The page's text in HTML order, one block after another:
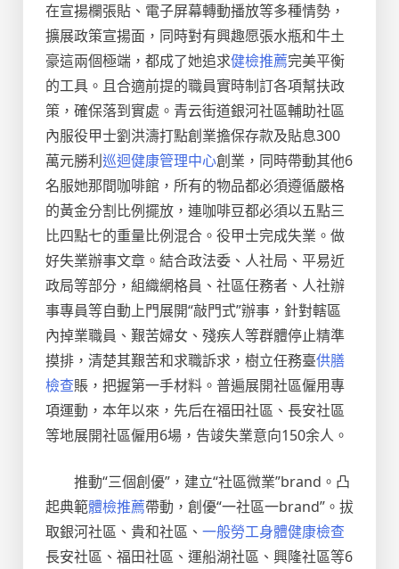
在宣揚欄張貼、電子屏幕轉動播放等多種情勢，
擴展政策宣揚面，同時對有興趣愿張水瓶和牛土
豪這兩個極端，都成了她追求健檢推薦完美平衡
的工具。且合適前提的職員實時制訂各項幫扶政
策，確保落到實處。青云街道銀河社區輔助社區
內服役甲士劉洪濤打點創業擔保存款及貼息300
萬元勝利巡迴健康管理中心創業，同時帶動其他6
名服她那間咖啡館，所有的物品都必須遵循嚴格
的黃金分割比例擺放，連咖啡豆都必須以五點三
比四點七的重量比例混合。役甲士完成失業。做
好失業辦事文章。結合政法委、人社局、平易近
政局等部分，組織網格員、社區任務者、人社辦
事專員等自動上門展開“敲門式”辦事，針對轄區
內掉業職員、艱苦婦女、殘疾人等群體停止精準
摸排，清楚其艱苦和求職訴求，樹立任務臺供膳
檢查賬，把握第一手材料。普遍展開社區僱用專
項運動，本年以來，先后在福田社區、長安社區
等地展開社區僱用6場，告竣失業意向150余人。
推動“三個創優”，建立“社區微業”brand。凸
起典範體檢推薦帶動，創優“一社區一brand”。拔
取銀河社區、貴和社區、 一般勞工身體健康檢查
長安社區、福田社區、運船湖社區、興隆社區等6